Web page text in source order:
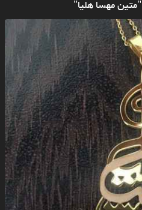
مهسا هلیا"